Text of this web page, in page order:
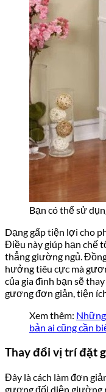
Bạn có thể sử
Dạng gấp tiện lợi cho
Điều này giúp hạn chế
thẳng giường ngủ.
hưởng tiêu cực mà
của gia đình bạn sẽ
gương đơn giản, tiện
Xem thêm:
bản ai cũng cần
Thay đổi vị trí đặt
Đây là cách làm đơn
gương đối diện giường